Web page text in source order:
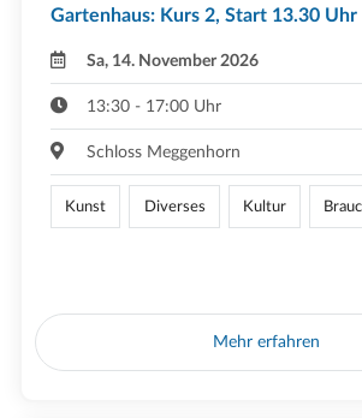
Gartenhaus: Kurs 2, Start 13.30 Uhr
Sa, 14. November 2026
13:30 - 17:00 Uhr
Schloss Meggenhorn
Kunst Diverses Kultur
Mehr erfahren